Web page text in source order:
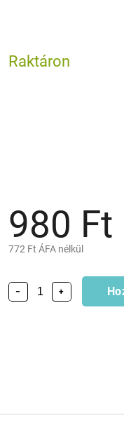
980 Ft
772 Ft ÁFA nélkül
Raktáron
+
−